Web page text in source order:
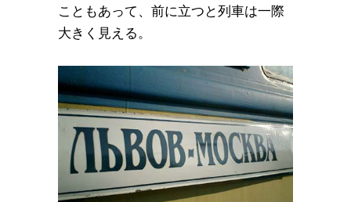
こともあって、前に立つと列車は一際
大きく見える。